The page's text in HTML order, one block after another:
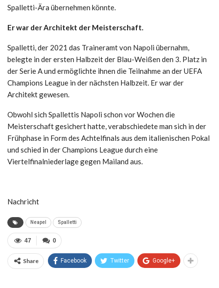
Spalletti-Ära übernehmen könnte.
Er war der Architekt der Meisterschaft.
Spalletti, der 2021 das Traineramt von Napoli übernahm,
belegte in der ersten Halbzeit der Blau-Weißen den 3. Platz in
der Serie A und ermöglichte ihnen die Teilnahme an der UEFA
Champions League in der nächsten Halbzeit. Er war der
Architekt gewesen.
Obwohl sich Spallettis Napoli schon vor Wochen die
Meisterschaft gesichert hatte, verabschiedete man sich in der
Frühphase in Form des Achtelfinals aus dem italienischen Pokal
und schied in der Champions League durch eine
Viertelfinalniederlage gegen Mailand aus.
Nachricht
Neapel Spalletti
0
47
Share Facebook Twitter Google+